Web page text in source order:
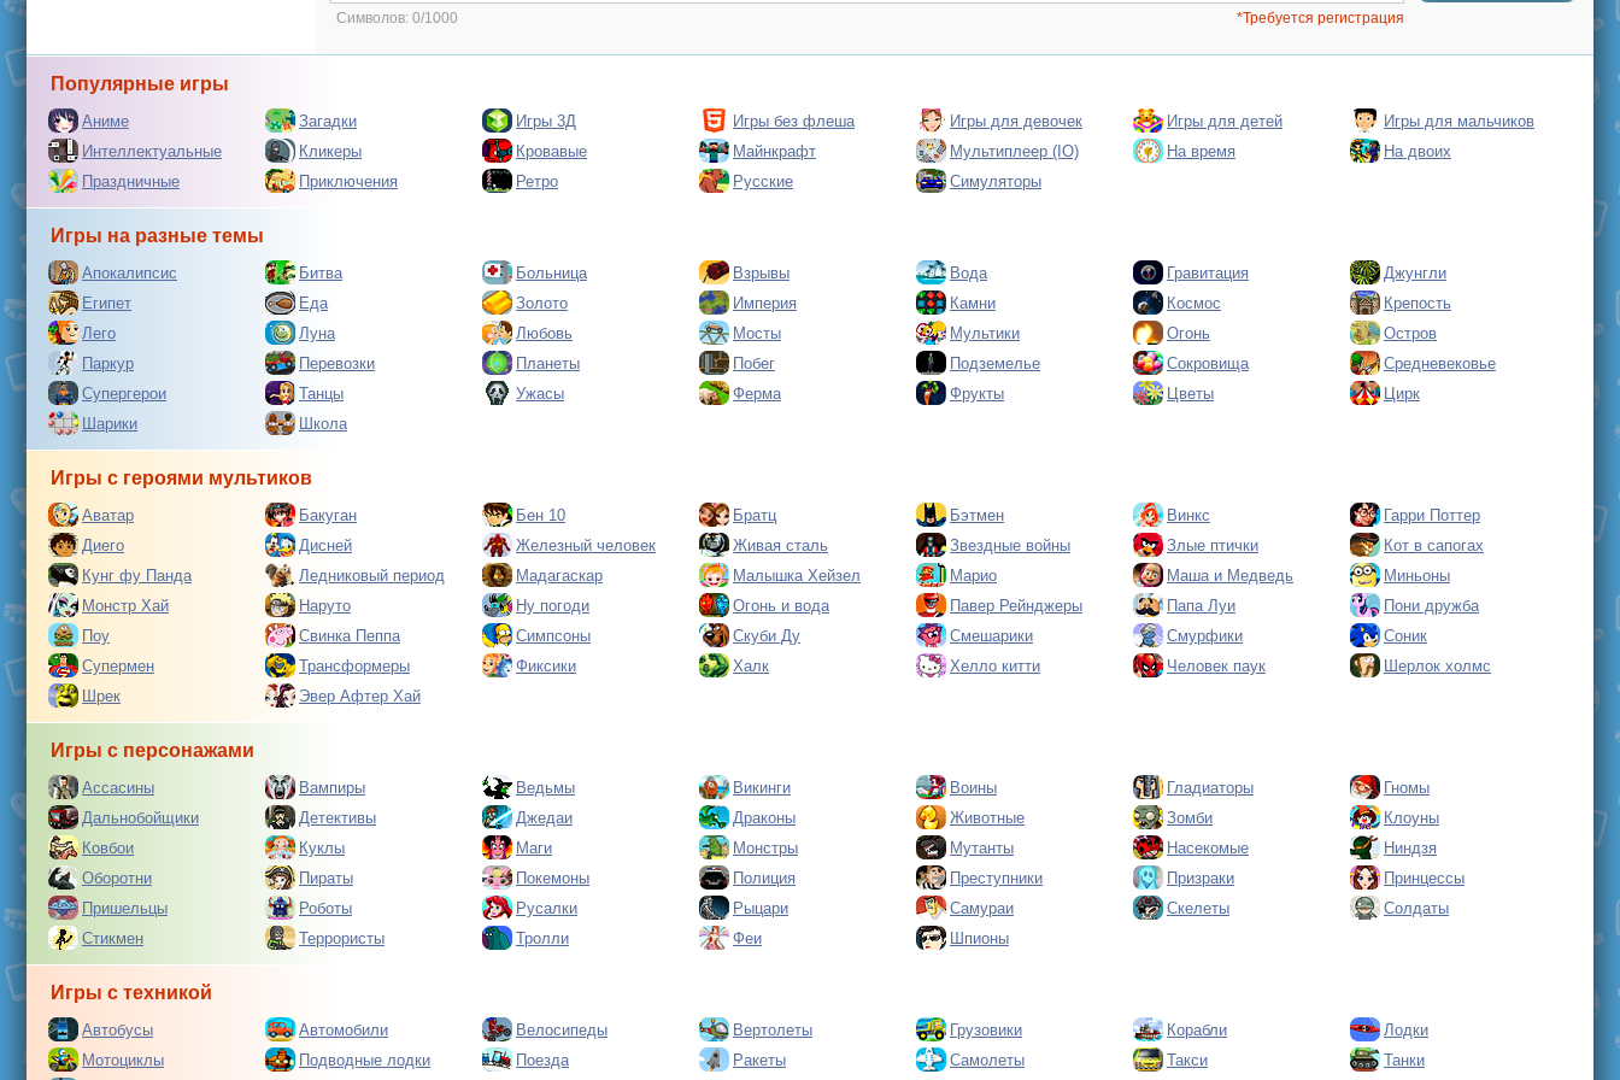
Символов: 0/1000 *Требуется регистрация
Популярные игры
Аниме Загадки Игры 3Д Игры без флеша Игры для девочек Игры для детей
Игры для мальчиков
Интеллектуальные
Кликеры Кровавые Майнкрафт Мультиплеер (IO) На время
На двоих
Праздничные
Приключения Ретро Русские Симуляторы
Игры на разные темы
Апокалипсис Битва Больница Взрывы Вода Гравитация
Джунгли
Египет
Еда Золото Империя Камни Космос
Крепость
Лего
Луна Любовь Мосты Мультики Огонь
Остров
Паркур
Перевозки Планеты Побег Подземелье Сокровища
Средневековье
Супергерои
Танцы Ужасы Ферма Фрукты Цветы
Цирк
Шарики
Школа
Игры с героями мультиков
Аватар Бакуган Бен 10 Братц Бэтмен Винкс
Гарри Поттер
Диего
Дисней Железный человек Живая сталь Звездные войны Злые птички
Кот в сапогах
Кунг фу Панда
Ледниковый период Мадагаскар Малышка Хейзел Марио Маша и Медведь
Миньоны
Монстр Хай
Наруто Ну погоди Огонь и вода Павер Рейнджеры Папа Луи
Пони дружба
Поу
Свинка Пеппа Симпсоны Скуби Ду Смешарики Смурфики
Соник
Супермен
Трансформеры Фиксики Халк Хелло китти Человек паук
Шерлок холмс
Шрек
Эвер Афтер Хай
Игры с персонажами
Ассасины Вампиры Ведьмы Викинги Воины Гладиаторы
Гномы
Дальнобойщики
Детективы Джедаи Драконы Животные Зомби
Клоуны
Ковбои
Куклы Маги Монстры Мутанты Насекомые
Ниндзя
Оборотни
Пираты Покемоны Полиция Преступники Призраки
Принцессы
Пришельцы
Роботы Русалки Рыцари Самураи Скелеты
Солдаты
Стикмен
Террористы Тролли Феи Шпионы
Игры с техникой
Автобусы Автомобили Велосипеды Вертолеты Грузовики Корабли
Лодки
Мотоциклы
Подводные лодки Поезда Ракеты Самолеты Такси Танки